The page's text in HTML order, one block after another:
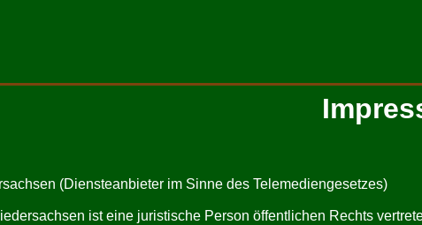
(Diensteanbieter im Sinne des Telemediengesetzes)
ist eine juristische Person öffentlichen Rechts